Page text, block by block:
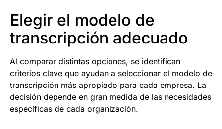
Elegir el modelo de
transcripción adecuado
Al comparar distintas opciones, se identifican
criterios clave que ayudan a seleccionar el modelo de
transcripción más apropiado para cada empresa. La
decisión depende en gran medida de las necesidades
específicas de cada organización.